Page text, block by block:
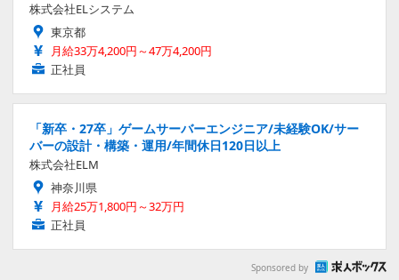
株式会社ELシステム
東京都
月給33万4,200円～47万4,200円
正社員
「新卒・27卒」ゲームサーバーエンジニア/未経験OK/サー
バーの設計・構築・運用/年間休日120日以上
株式会社ELM
神奈川県
月給25万1,800円～32万円
正社員
Sponsored by